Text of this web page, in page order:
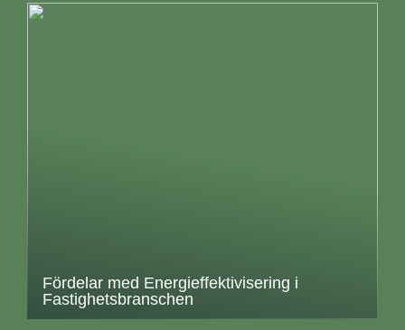
Fördelar med Energieffektivisering i
Fastighetsbranschen